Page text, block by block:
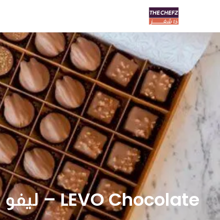
LEVO Chocolate – ليفو تشوكلت